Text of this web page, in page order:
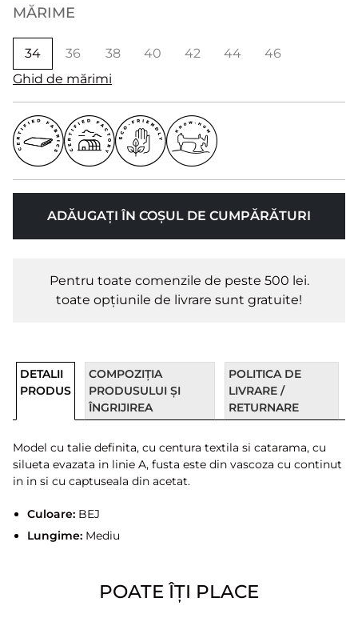
MĂRIME
34 36 38 40 42 44
46
Ghid de mărimi
ADĂUGAȚI ÎN COȘUL DE CUMPĂRĂTURI
Pentru toate comenzile de peste 500 lei.
toate opțiunile de livrare sunt gratuite!
DETALII
PRODUS
COMPOZIȚIA
PRODUSULUI ȘI
ÎNGRIJIREA
POLITICA DE
LIVRARE /
RETURNARE
Model cu talie definita, cu centura textila si catarama, cu
silueta evazata in linie A, fusta este din vascoza cu continut
in in si cu captuseala din acetat.
Culoare:BEJ
Lungime:Mediu
POATE ÎȚI PLACE